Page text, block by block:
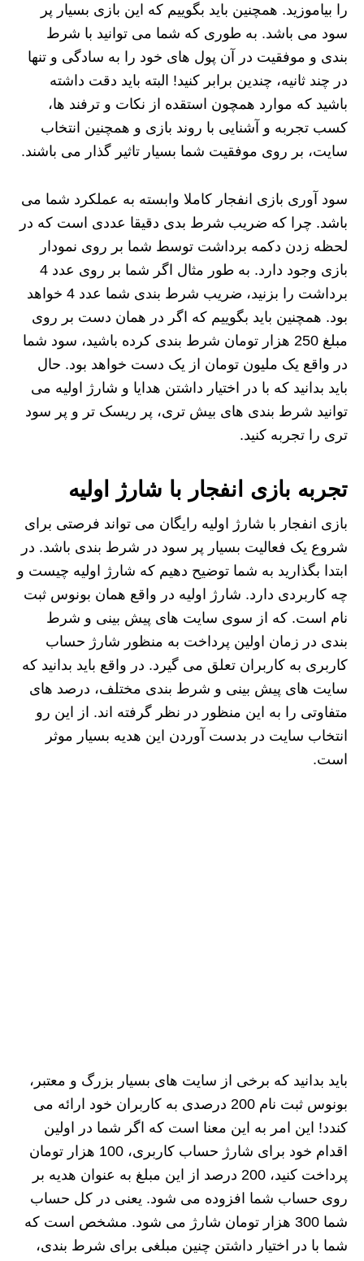
را بیاموزید. همچنین باید بگوییم که این بازی بسیار پر
سود می باشد. به طوری که شما می توانید با شرط
بندی و موفقیت در آن پول های خود را به سادگی و تنها
در چند ثانیه، چندین برابر کنید! البته باید دقت داشته
باشید که موارد همچون استقده از نکات و ترفند ها،
کسب تجربه و آشنایی با روند بازی و همچنین انتخاب
سایت، بر روی موفقیت شما بسیار تاثیر گذار می باشند.
سود آوری بازی انفجار کاملا وابسته به عملکرد شما می
باشد. چرا که ضریب شرط بدی دقیقا عددی است که در
لحظه زدن دکمه برداشت توسط شما بر روی نمودار
بازی وجود دارد. به طور مثال اگر شما بر روی عدد 4
برداشت را بزنید، ضریب شرط بندی شما عدد 4 خواهد
بود. همچنین باید بگوییم که اگر در همان دست بر روی
مبلغ 250 هزار تومان شرط بندی کرده باشید، سود شما
در واقع یک ملیون تومان از یک دست خواهد بود. حال
باید بدانید که با در اختیار داشتن هدایا و شارژ اولیه می
توانید شرط بندی های بیش تری، پر ریسک تر و پر سود
تری را تجربه کنید.
تجربه بازی انفجار با شارژ اولیه
بازی انفجار با شارژ اولیه رایگان می تواند فرصتی برای
شروع یک فعالیت بسیار پر سود در شرط بندی باشد. در
ابتدا بگذارید به شما توضیح دهیم که شارژ اولیه چیست و
چه کاربردی دارد. شارژ اولیه در واقع همان بونوس ثبت
نام است. که از سوی سایت های پیش بینی و شرط
بندی در زمان اولین پرداخت به منظور شارژ حساب
کاربری به کاربران تعلق می گیرد. در واقع باید بدانید که
سایت های پیش بینی و شرط بندی مختلف، درصد های
متفاوتی را به این منظور در نظر گرفته اند. از این رو
انتخاب سایت در بدست آوردن این هدیه بسیار موثر
است.
باید بدانید که برخی از سایت های بسیار بزرگ و معتبر،
بونوس ثبت نام 200 درصدی به کاربران خود ارائه می
کندد! این امر به این معنا است که اگر شما در اولین
اقدام خود برای شارژ حساب کاربری، 100 هزار تومان
پرداخت کنید، 200 درصد از این مبلغ به عنوان هدیه بر
روی حساب شما افزوده می شود. یعنی در کل حساب
شما 300 هزار تومان شارژ می شود. مشخص است که
شما با در اختیار داشتن چنین مبلغی برای شرط بندی،